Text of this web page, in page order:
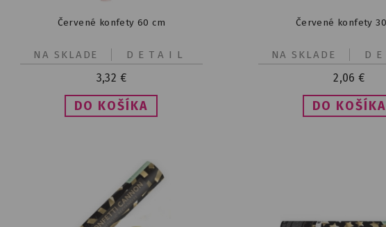
Červené konfety 60 cm
3,32 €
DETAIL
NA SKLADE
Červené konfety
2,06 €
NA SKLADE